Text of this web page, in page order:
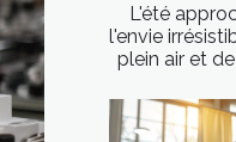
L'été
l'envie
plein air et